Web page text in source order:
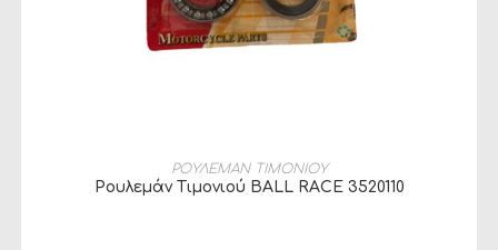
ΠΡΟΣΘΉΚΗ ΣΤΟ ΚΑΛΆΘΙ
ΡΟΥΛΕΜΑΝ ΤΙΜΟΝΙΟΥ
Ρουλεμάν Τιμονιού BALL RACE 3520110